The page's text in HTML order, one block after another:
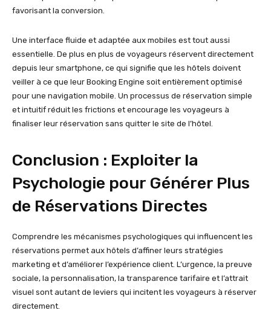
favorisant la conversion.
Une interface fluide et adaptée aux mobiles est tout aussi
essentielle. De plus en plus de voyageurs réservent directement
depuis leur smartphone, ce qui signifie que les hôtels doivent
veiller à ce que leur Booking Engine soit entièrement optimisé
pour une navigation mobile. Un processus de réservation simple
et intuitif réduit les frictions et encourage les voyageurs à
finaliser leur réservation sans quitter le site de l’hôtel.
Conclusion : Exploiter la
Psychologie pour Générer Plus
de Réservations Directes
Comprendre les mécanismes psychologiques qui influencent les
réservations permet aux hôtels d’affiner leurs stratégies
marketing et d’améliorer l’expérience client. L’urgence, la preuve
sociale, la personnalisation, la transparence tarifaire et l’attrait
visuel sont autant de leviers qui incitent les voyageurs à réserver
directement.